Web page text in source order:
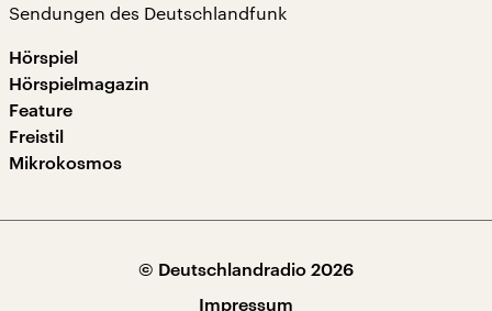
Sendungen des Deutschlandfunk
Hörspiel
Hörspielmagazin
Feature
Freistil
Mikrokosmos
© Deutschlandradio 2026
Impressum